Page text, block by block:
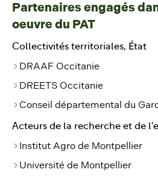
Partenaires engagés
oeuvre du PAT
Collectivités territoriales, État
DRAAF Occitanie
DREETS Occitanie
Conseil départemental du
Acteurs de la recherche et de
Institut Agro de Montpellier
Université de Montpellier